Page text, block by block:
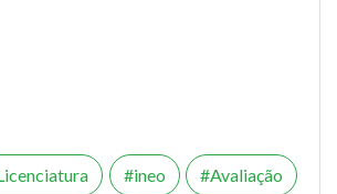
ineo Avaliação